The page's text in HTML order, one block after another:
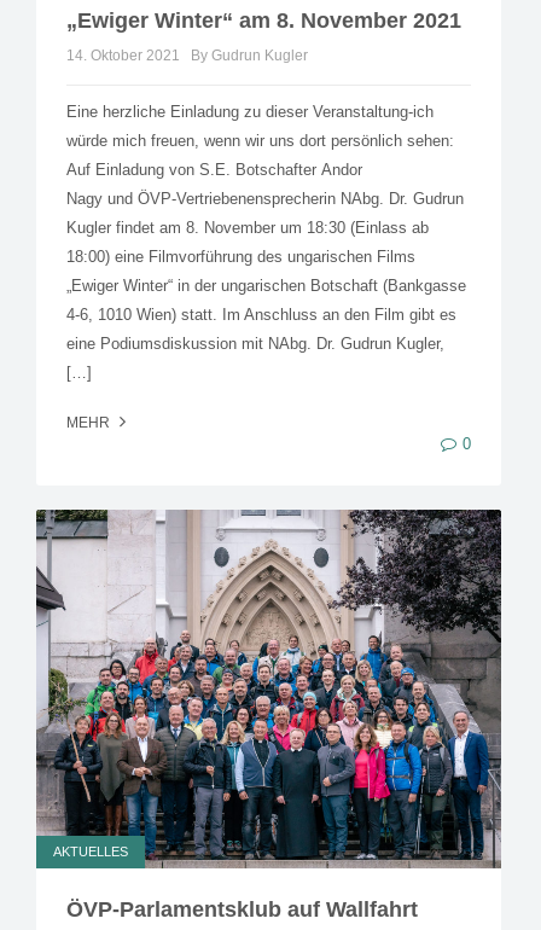
„Ewiger Winter“ am 8. November 2021
14. Oktober 2021 By Gudrun Kugler
Eine herzliche Einladung zu dieser Veranstaltung-ich
würde mich freuen, wenn wir uns dort persönlich sehen:
Auf Einladung von S.E. Botschafter Andor
Nagy und ÖVP-Vertriebenensprecherin NAbg. Dr. Gudrun
Kugler findet am 8. November um 18:30 (Einlass ab
18:00) eine Filmvorführung des ungarischen Films
„Ewiger Winter“ in der ungarischen Botschaft (Bankgasse
4-6, 1010 Wien) statt. Im Anschluss an den Film gibt es
eine Podiumsdiskussion mit NAbg. Dr. Gudrun Kugler,
[…]
MEHR
0
AKTUELLES
ÖVP-Parlamentsklub auf Wallfahrt